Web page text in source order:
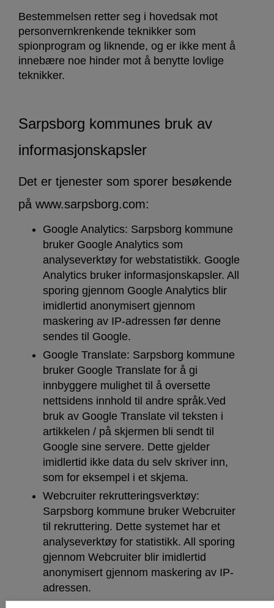
Bestemmelsen retter seg i hovedsak mot
personvernkrenkende teknikker som
spionprogram og liknende, og er ikke ment å
innebære noe hinder mot å benytte lovlige
teknikker.
Sarpsborg kommunes bruk av
informasjonskapsler
Det er tjenester som sporer besøkende
på www.sarpsborg.com:
Google Analytics: Sarpsborg kommune
bruker Google Analytics som
analyseverktøy for webstatistikk. Google
Analytics bruker informasjonskapsler. All
sporing gjennom Google Analytics blir
imidlertid anonymisert gjennom
maskering av IP-adressen før denne
sendes til Google.
Google Translate: Sarpsborg kommune
bruker Google Translate for å gi
innbyggere mulighet til å oversette
nettsidens innhold til andre språk.Ved
bruk av Google Translate vil teksten i
artikkelen / på skjermen bli sendt til
Google sine servere. Dette gjelder
imidlertid ikke data du selv skriver inn,
som for eksempel i et skjema.
Webcruiter rekrutteringsverktøy:
Sarpsborg kommune bruker Webcruiter
til rekruttering. Dette systemet har et
analyseverktøy for statistikk. All sporing
gjennom Webcruiter blir imidlertid
anonymisert gjennom maskering av IP-
adressen.